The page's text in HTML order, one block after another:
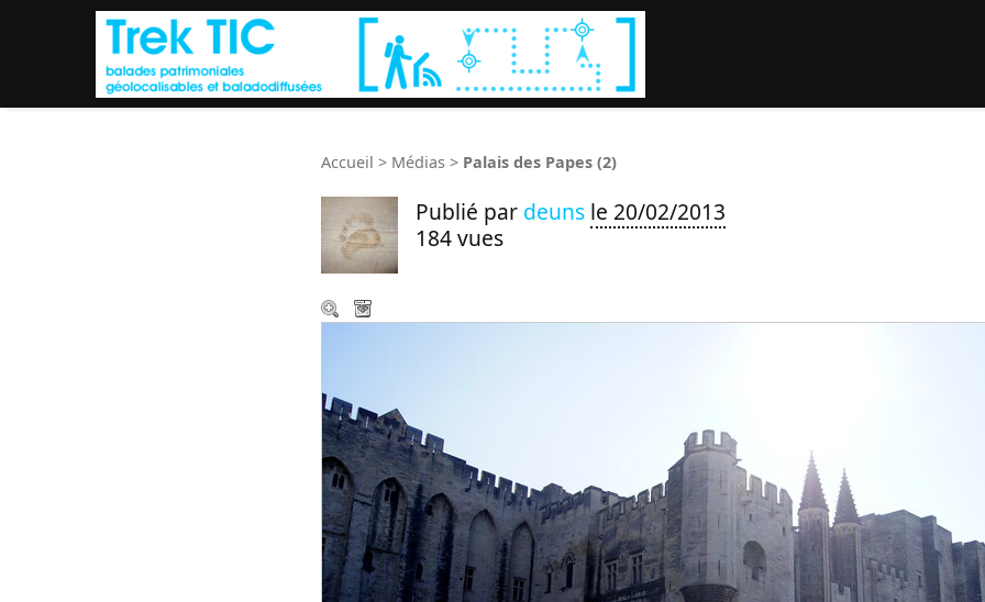
Accueil > Médias > Palais des Papes (2)
Publié par deuns le 20/02/2013
184 vues